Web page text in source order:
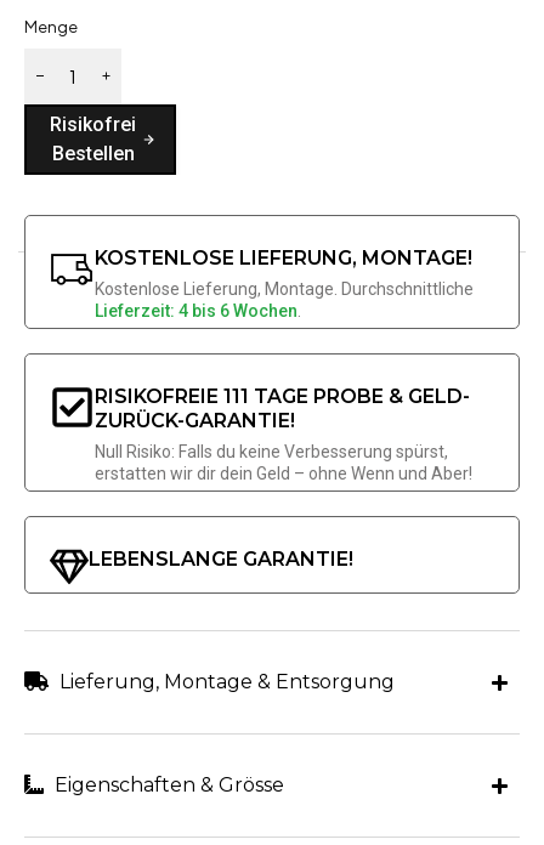
Menge
Risikofrei
Bestellen
KOSTENLOSE LIEFERUNG, MONTAGE!
Kostenlose Lieferung, Montage. Durchschnittliche
Lieferzeit: 4 bis 6 Wochen
RISIKOFREIE 111 TAGE PROBE & GELD-
ZURÜCK-GARANTIE!
Null Risiko: Falls du keine Verbesserung spürst,
erstatten wir dir dein Geld – ohne Wenn und Aber!
LEBENSLANGE GARANTIE!
Lieferung, Montage & Entsorgung
Eigenschaften & Grösse